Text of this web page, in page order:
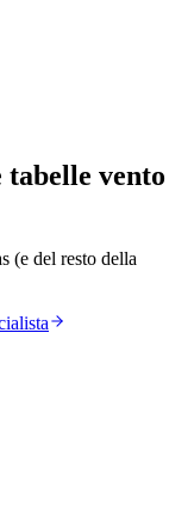
tabelle vento
(e del resto della